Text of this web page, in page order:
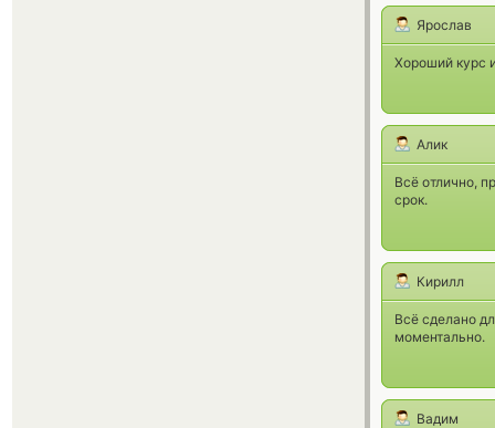
Ярослав
Хороший курс
Алик
Всё отлично,
срок.
Кирилл
Всё сделано
моментально.
Вадим